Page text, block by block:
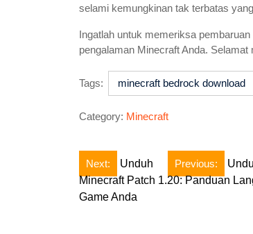
selami kemungkinan tak terbatas
Ingatlah untuk memeriksa
pengalaman Minecraft Anda. Selamat
Tags: minecraft bedrock download
Category: Minecraft
Post
navigation
Previous:
Next:
Unduh
Minecraft Patch 1.20: Panduan
Game Anda